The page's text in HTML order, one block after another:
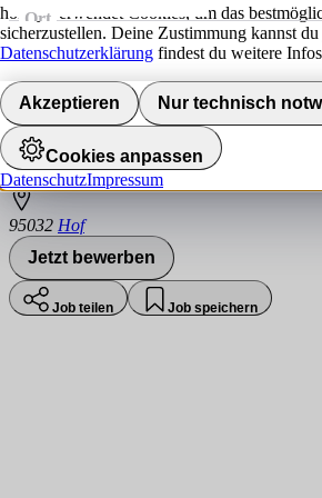
Ort
Jobs finden
Operator Logistik -
LIFA Logistik GmbH
95032 Hof
Jetzt bewerben
Job teilen Job speichern
hokify verwendet Cookies, um das
sicherzustellen. Deine Zustimmung kannst
Datenschutzerklärung findest du weitere
Akzeptieren Nur technisch
Cookies anpassen
DatenschutzImpressum